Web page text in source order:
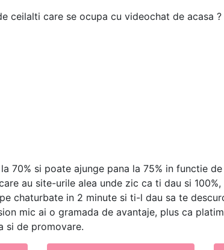
ceilalti care se ocupa cu videochat de acasa
70% si poate ajunge pana la 75% in functie
au site-urile alea unde zic ca ti dau si
chaturbate in 2 minute si ti-l dau sa te
mic ai o gramada de avantaje, plus ca
si de promovare.